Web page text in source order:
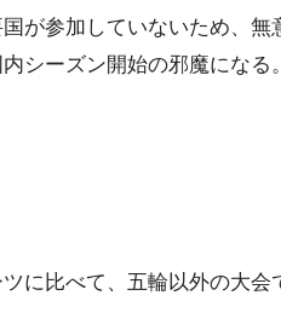
が参加していないため、無
シーズン開始の邪魔になる。
に比べて、五輪以外の大